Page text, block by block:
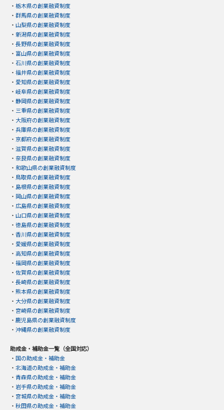
・ 栃木県の創業融資制度
・ 群馬県の創業融資制度
・ 山梨県の創業融資制度
・ 新潟県の創業融資制度
・ 長野県の創業融資制度
・ 富山県の創業融資制度
・ 石川県の創業融資制度
・ 福井県の創業融資制度
・ 愛知県の創業融資制度
・ 岐阜県の創業融資制度
・ 静岡県の創業融資制度
・ 三重県の創業融資制度
・ 大阪府の創業融資制度
・ 兵庫県の創業融資制度
・ 京都府の創業融資制度
・ 滋賀県の創業融資制度
・ 奈良県の創業融資制度
・ 和歌山県の創業融資制度
・ 鳥取県の創業融資制度
・ 島根県の創業融資制度
・ 岡山県の創業融資制度
・ 広島県の創業融資制度
・ 山口県の創業融資制度
・ 徳島県の創業融資制度
・ 香川県の創業融資制度
・ 愛媛県の創業融資制度
・ 高知県の創業融資制度
・ 福岡県の創業融資制度
・ 佐賀県の創業融資制度
・ 長崎県の創業融資制度
・ 熊本県の創業融資制度
・ 大分県の創業融資制度
・ 宮崎県の創業融資制度
・ 鹿児島県の創業融資制度
・ 沖縄県の創業融資制度
助成金・補助金一覧（全国対応）
・ 国の助成金・補助金
・ 北海道の助成金・補助金
・ 青森県の助成金・補助金
・ 岩手県の助成金・補助金
・ 宮城県の助成金・補助金
・ 秋田県の助成金・補助金